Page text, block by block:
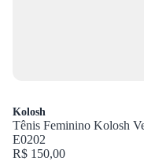
Kolosh
Tênis Feminino Kolosh
E0202
R$ 150,00